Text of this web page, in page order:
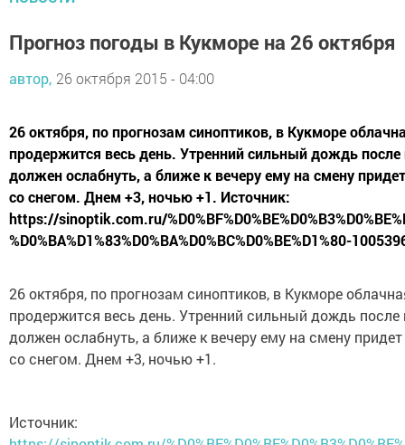
Прогноз погоды в Кукморе на 26 октября
автор, 26 октября 2015 - 04:00
26 октября, по прогнозам синоптиков, в Кукморе
продержится весь день. Утренний сильный дождь после
должен ослабнуть, а ближе к вечеру ему на смену
со снегом. Днем +3, ночью +1. Источник:
https://sinoptik.com.ru/
%D0%BA%D1%83%D0%BA%D0%BC%D0%BE%D1%80-
26 октября, по прогнозам синоптиков, в Кукморе
продержится весь день. Утренний сильный дождь после
должен ослабнуть, а ближе к вечеру ему на смену
со снегом. Днем +3, ночью +1.
Источник: